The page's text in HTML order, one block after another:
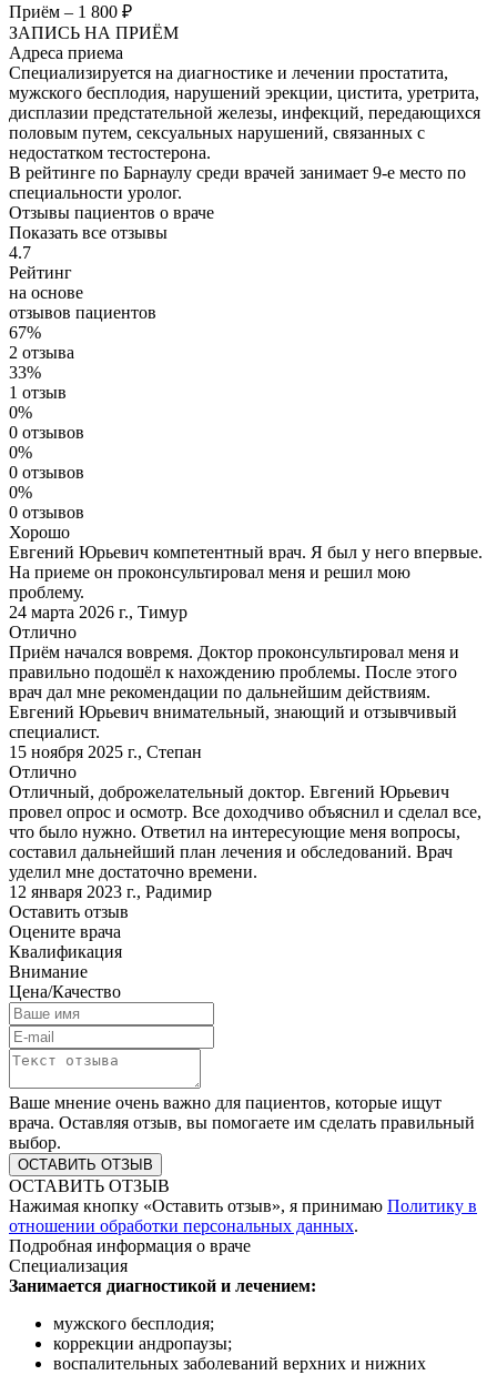
Приём – 1 800 ₽
ЗАПИСЬ НА ПРИЁМ
Адреса приема
Специализируется на диагностике и лечении простатита,
мужского бесплодия, нарушений эрекции, цистита, уретрита,
дисплазии предстательной железы, инфекций, передающихся
половым путем, сексуальных нарушений, связанных с
недостатком тестостерона.
В рейтинге по Барнаулу среди врачей занимает 9-е место по
специальности уролог.
Отзывы пациентов о враче
Показать все отзывы
4.7
Рейтинг
на основе
отзывов пациентов
67%
2 отзыва
33%
1 отзыв
0%
0 отзывов
0%
0 отзывов
0%
0 отзывов
Хорошо
Евгений Юрьевич компетентный врач. Я был у него впервые.
На приеме он проконсультировал меня и решил мою
проблему.
24 марта 2026 г., Тимур
Отлично
Приём начался вовремя. Доктор проконсультировал меня и
правильно подошёл к нахождению проблемы. После этого
врач дал мне рекомендации по дальнейшим действиям.
Евгений Юрьевич внимательный, знающий и отзывчивый
специалист.
15 ноября 2025 г., Степан
Отлично
Отличный, доброжелательный доктор. Евгений Юрьевич
провел опрос и осмотр. Все доходчиво объяснил и сделал все,
что было нужно. Ответил на интересующие меня вопросы,
составил дальнейший план лечения и обследований. Врач
уделил мне достаточно времени.
12 января 2023 г., Радимир
Оставить отзыв
Оцените врача
Квалификация
Внимание
Цена/Качество
Ваше мнение очень важно для пациентов, которые ищут
врача. Оставляя отзыв, вы помогаете им сделать правильный
выбор.
ОСТАВИТЬ ОТЗЫВ
Нажимая кнопку «Оставить отзыв», я принимаю Политику в
отношении обработки персональных данных.
Подробная информация о враче
Специализация
Занимается диагностикой и лечением:
мужского бесплодия;
коррекции андропаузы;
воспалительных заболеваний верхних и нижних